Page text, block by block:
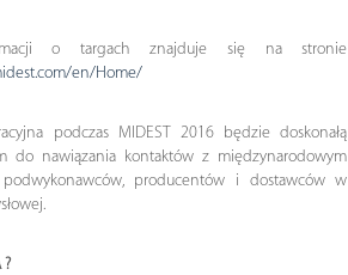
o targach znajduje się na stronie
en/Home/
podczas MIDEST 2016 będzie doskonałą
do nawiązania kontaktów z międzynarodowym
podwykonawców, producentów i dostawców w
?